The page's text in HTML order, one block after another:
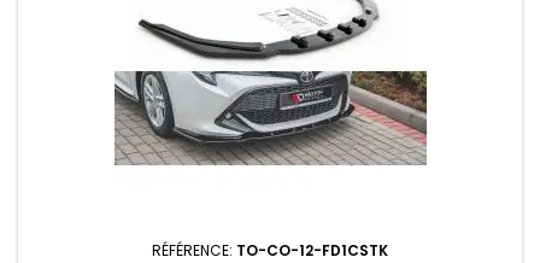
RÉFÉRENCE: TO-CO-12-FD1CSTK